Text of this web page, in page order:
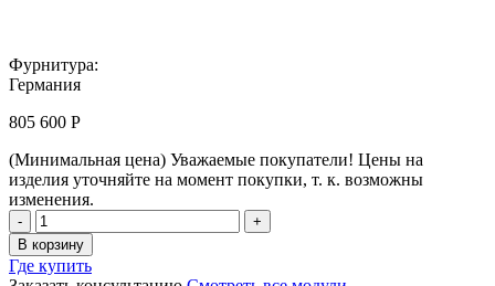
Фурнитура:
Германия
805 600 Р
(Минимальная цена) Уважаемые покупатели! Цены на
изделия уточняйте на момент покупки, т. к. возможны
изменения.
Кухня
ASTOV
BBQ
/
В корзину
Где купить